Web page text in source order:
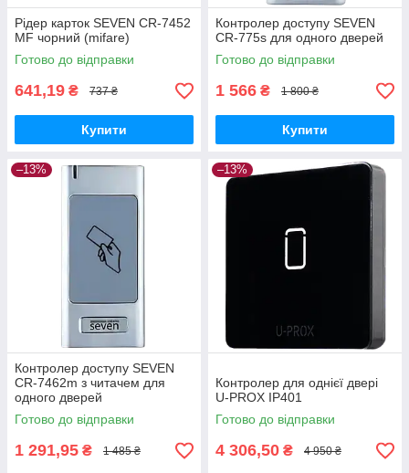
Рідер карток SEVEN CR-7452
MF чорний (mifare)
Готово до відправки
641,19 ₴ 737 ₴
Купити
Контролер доступу SEVEN
CR-775s для одного дверей
Готово до відправки
1 566 ₴ 1 800 ₴
Купити
–13%
Контролер доступу SEVEN
CR-7462m з читачем для
одного дверей
Готово до відправки
1 291,95 ₴ 1 485 ₴
–13%
Контролер для однієї двері
U-PROX IP401
Готово до відправки
4 306,50 ₴ 4 950 ₴